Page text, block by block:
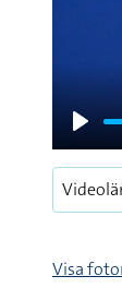
Play
Visa